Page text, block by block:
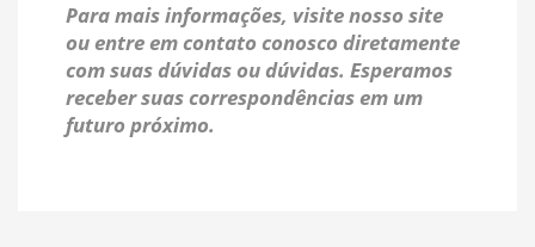
Para mais informações, visite nosso site
ou entre em contato conosco diretamente
com suas dúvidas ou dúvidas. Esperamos
receber suas correspondências em um
futuro próximo.